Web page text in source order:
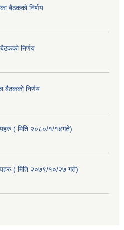
बैठकको निर्णय
निर्णय
बैठकको निर्णय
( मिति २०८०/१/१४गते)
( मिति २०७९/१०/२७ गते)